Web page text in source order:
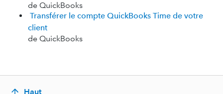
de QuickBooks
Transférer le compte QuickBooks Time de votre
client
de QuickBooks
Haut